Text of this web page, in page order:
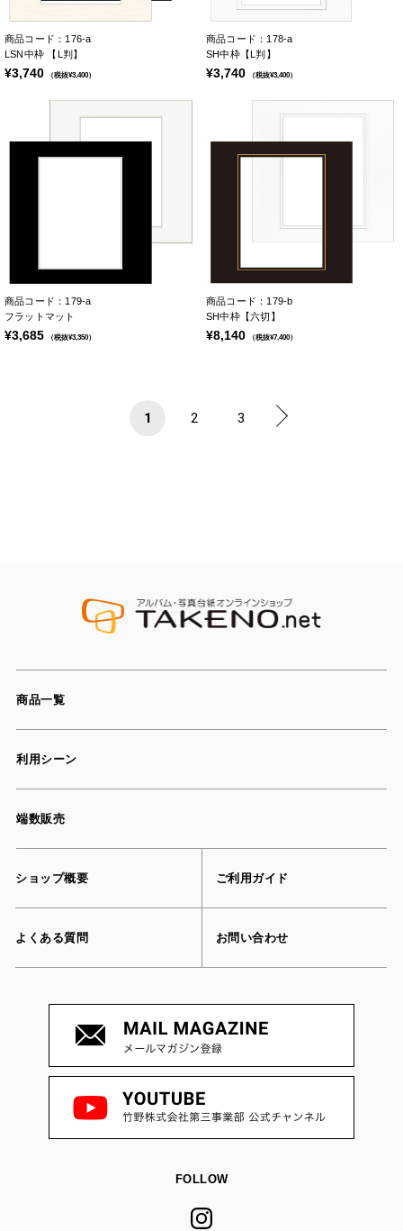
商品コード：176-a
LSN中枠 【L判】
¥3,740 （税抜¥3,400）
商品コード：178-a
SH中枠【L判】
¥3,740 （税抜¥3,400）
商品コード：179-a
フラットマット
¥3,685 （税抜¥3,350）
商品コード：179-b
SH中枠【六切】
¥8,140 （税抜¥7,400）
1 2 3
商品一覧
利用シーン
端数販売
ショップ概要 ご利用ガイド
よくある質問 お問い合わせ
FOLLOW